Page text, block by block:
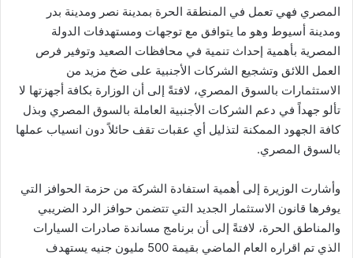
المصري فهي تعمل في المنطقة الحرة بمدينة نصر ومدينة بدر
ومدينة أسيوط وهو ما يتوافق مع توجهات ومستهدفات الدولة
المصرية بأهمية إحداث تنمية في محافظات الصعيد وتوفير فرص
العمل اللائق وتشجيع الشركات الأجنبية على ضخ مزيد من
الاستثمارات بالسوق المصري، لافتةً إلى أن الوزارة بكافة أجهزتها لا
تألو جهداً في دعم الشركات الأجنبية العاملة بالسوق المصري وبذل
كافة الجهود الممكنة لتذليل أي عقبات تقف حائلاً دون انسياب عملها
بالسوق المصري.
وأشارت الوزيرة إلى أهمية استفادة الشركة من حزمة الحوافز التي
يوفرها قانون الاستثمار الجديد التي تتضمن حوافز الرد الضريبي
والمناطق الحرة، لافتةً إلى أن برنامج مساندة صادرات السيارات
الذي تم اقراره العام الماضي بقيمة 500 مليون جنيه يستهدف